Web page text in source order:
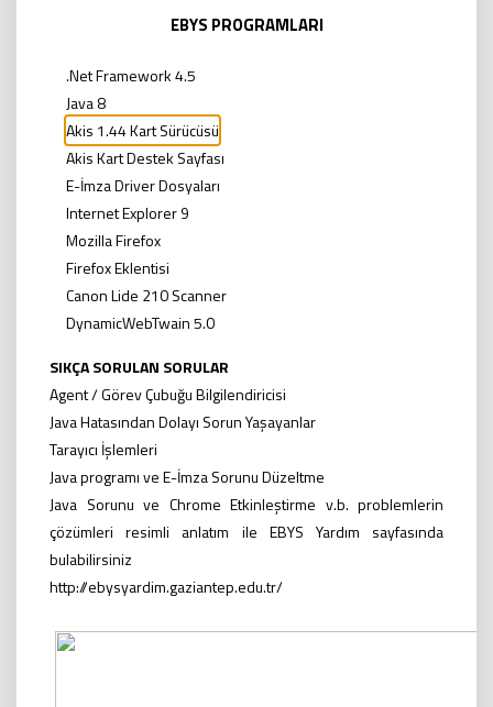
EBYS PROGRAMLARI
.Net Framework 4.5
Java 8
Akis 1.44 Kart Sürücüsü
Akis Kart Destek Sayfası
E-İmza Driver Dosyaları
Internet Explorer 9
Mozilla Firefox
Firefox Eklentisi
Canon Lide 210 Scanner
DynamicWebTwain 5.0
SIKÇA SORULAN SORULAR
Agent / Görev Çubuğu Bilgilendiricisi
Java Hatasından Dolayı Sorun Yaşayanlar
Tarayıcı İşlemleri
Java programı ve E-İmza Sorunu Düzeltme
Java Sorunu ve Chrome Etkinleştirme v.b. problemlerin
çözümleri resimli anlatım ile EBYS Yardım sayfasında
bulabilirsiniz
http://ebysyardim.gaziantep.edu.tr/